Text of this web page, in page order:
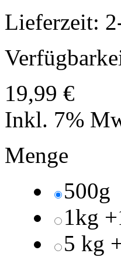
Lieferzeit:
19,99 €
Inkl. 7%
Menge
500g
1kg +
5 kg